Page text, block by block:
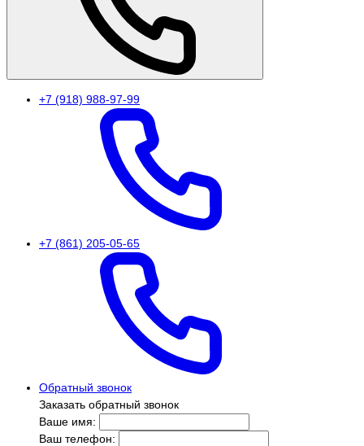
+7 (918) 988-97-99
+7 (861) 205-05-65
Обратный звонок
Заказать обратный звонок
Ваше имя:
Ваш телефон: